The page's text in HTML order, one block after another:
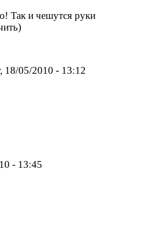
Так и чешутся руки
18/05/2010 - 13:12
- 13:45